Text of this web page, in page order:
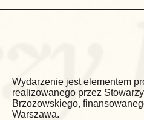
Wydarzenie jest elementem
realizowanego przez
Brzozowskiego,
Warszawa.